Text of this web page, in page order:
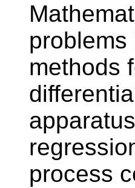
methods
process